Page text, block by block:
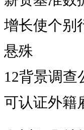
增长使个别
悬殊
12背景调查
可认证外籍